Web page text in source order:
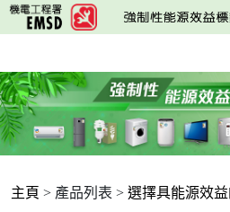
跳
至
要
內
容
主頁 > 產品列表 > 選擇具能源效